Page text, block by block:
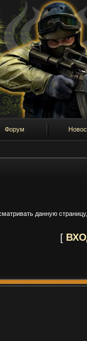
Форум
данную
[